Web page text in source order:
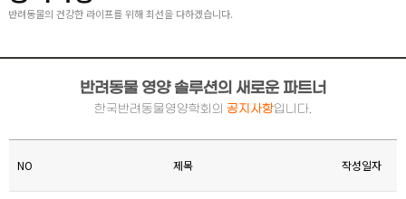
반려동물의 건강한 라이프를 위해 최선을 다하겠습니다.
반려동물 영양 솔루션의 새로운 파트너
한국반려동물영양학회의 공지사항입니다.
NO 제목 작성일자